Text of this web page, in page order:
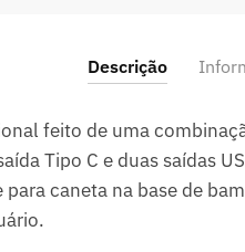
Descrição
feito de uma
Tipo C e duas saídas
caneta na base de